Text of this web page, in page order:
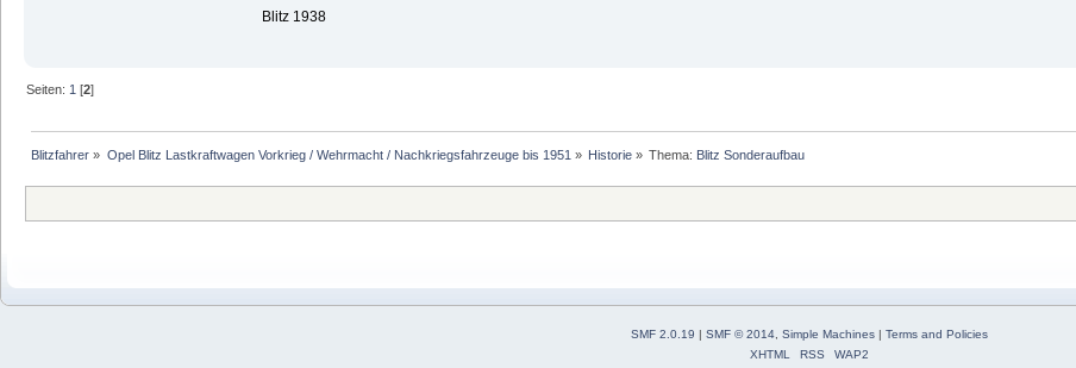
Blitz 1938
Seiten: 1 [2]
Blitzfahrer » Opel Blitz Lastkraftwagen Vorkrieg / Wehrmacht / Nachkriegsfahrzeuge bis 1951 » Historie» Thema: Blitz Sonderaufbau
SMF 2.0.19 | SMF © 2014, Simple Machines| Terms and Policies
XHTML
RSS WAP2